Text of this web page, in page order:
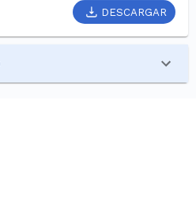
DESCARGAR